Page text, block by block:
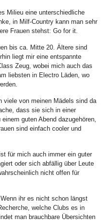
Milieu eine unterschiedliche
in Milf-Country kann man sehr
Frauen stehst: Go for it.
bis ca. Mitte 20. Ältere sind
liegt mir eine entspannte
Zeug, wobei mich auch das
liebsten in Electro Läden, wo
viele von meinen Mädels sind da
dass sie sich in einer
guten Abend dazugehören,
sind einfach cooler und
für mich auch immer ein guter
oder sich abfällig über Leute
nicht offen für
ihr es nicht schon längst
welche Clubs es in
man brauchbare Übersichten